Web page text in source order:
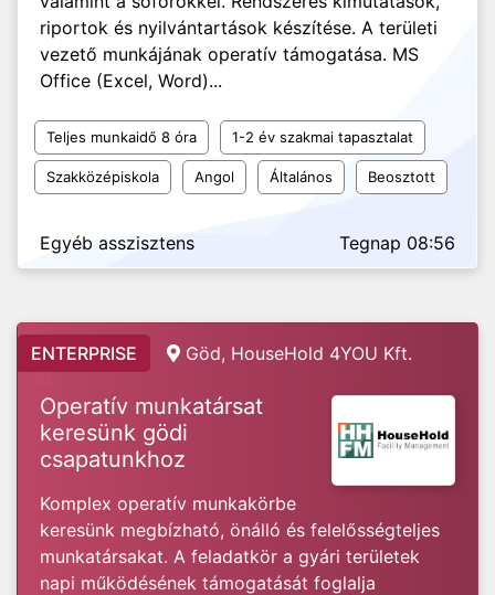
riportok és nyilvántartások készítése. A területi
vezető munkájának operatív támogatása. MS
Office (Excel, Word)...
Teljes munkaidő 8 óra 1-2 év szakmai tapasztalat
Szakközépiskola Angol Általános Beosztott
Egyéb asszisztens Tegnap 08:56
ENTERPRISE Göd, HouseHold 4YOU Kft.
Operatív munkatársat
keresünk gödi
csapatunkhoz
Komplex operatív munkakörbe
keresünk megbízható, önálló és felelősségteljes
munkatársakat. A feladatkör a gyári területek
napi működésének támogatását foglalja